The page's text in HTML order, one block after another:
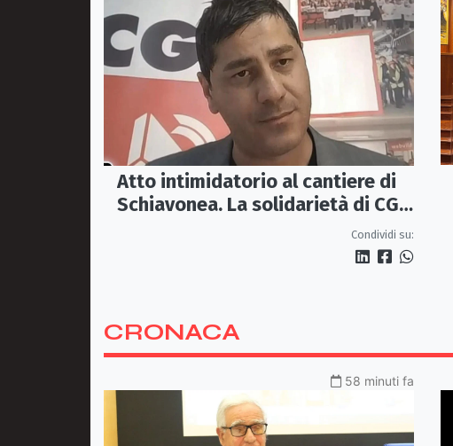
Atto intimidatorio al cantiere di
Schiavonea. La solidarietà di CGIL
Condividi su:
CRONACA
58 minuti fa